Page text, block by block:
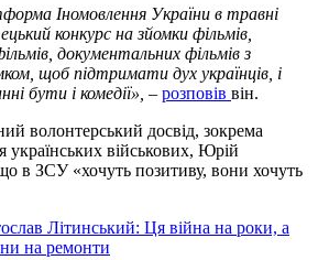
Іномовлення України в травні
конкурс на зйомки фільмів,
документальних фільмів з
щоб підтримати дух українців, і
бути і комедії», – розповів він.
волонтерський досвід, зокрема
українських військових, Юрій
в ЗСУ «хочуть позитиву, вони хочуть
Літинський: Ця війна на роки, а
на ремонти